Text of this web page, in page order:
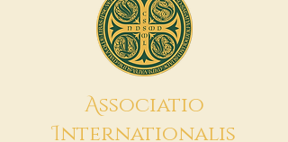
Associatio
Internationalis